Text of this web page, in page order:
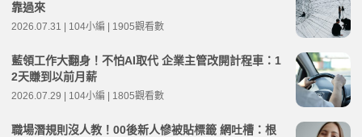
靠過來
2026.07.31 | 104小編 | 1905觀看數
藍領工作大翻身！不怕AI取代 企業主管改開計程車：1
2天賺到以前月薪
2026.07.29 | 104小編 | 1805觀看數
職場潛規則沒人教！00後新人慘被貼標籤 網吐槽：根